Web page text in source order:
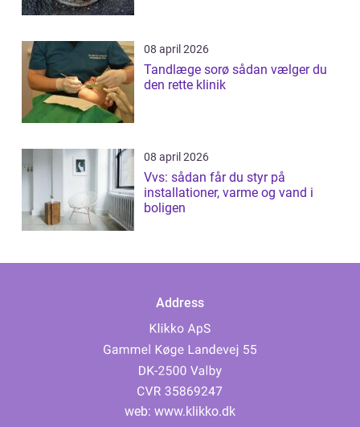
08 april 2026
Tandlæge sorø sådan vælger du
den rette klinik
08 april 2026
Vvs: sådan får du styr på
installationer, varme og vand i
boligen
Address
web: www.klikko.dk